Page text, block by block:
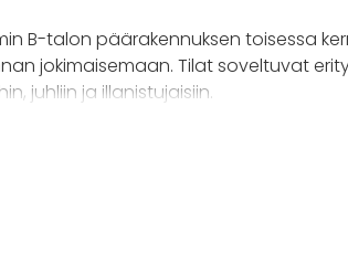
B-talon päärakennuksen toisessa
jokimaisemaan. Tilat soveltuvat
juhliin ja illanistujaisiin.
takkaryhmä. Lisäksi tilaan kuuluu